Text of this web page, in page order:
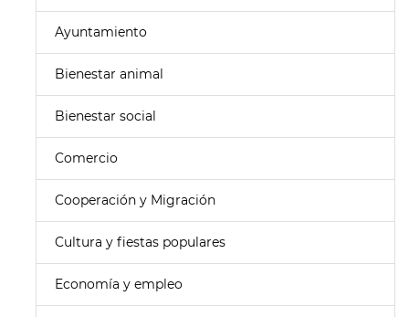
Ayuntamiento
Bienestar animal
Bienestar social
Comercio
Cooperación y Migración
Cultura y fiestas populares
Economía y empleo